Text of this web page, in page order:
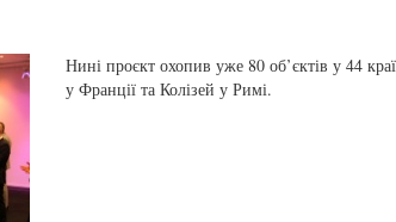
Нині проєкт охопив уже 80 об’єктів у 44
у Франції та Колізей у Римі.